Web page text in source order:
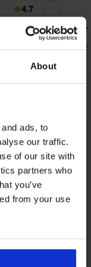
About
ads, to
our traffic.
of our site with
partners who
you’ve
from your use
4,7
Grudnjak
žica
18,50 €